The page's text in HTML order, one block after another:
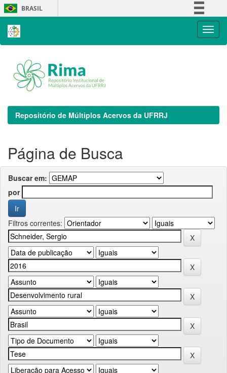
Skip
navigation
BRASIL
Repositório de Múltiplos Acervos da UFRRJ
Página de Busca
Buscar em:
por
Filtros correntes: